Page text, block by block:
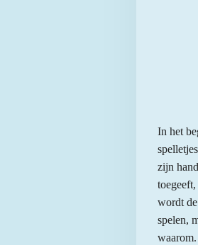
In het
zijn
toegeeft,
wordt
spelen,